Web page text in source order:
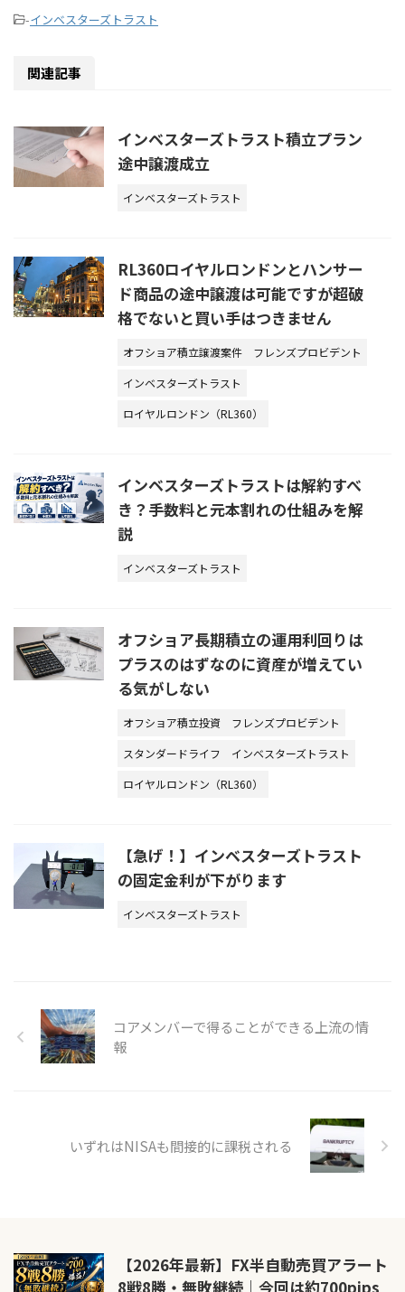
-インベスターズトラスト
関連記事
インベスターズトラスト積立プラン
途中譲渡成立
インベスターズトラスト
RL360ロイヤルロンドンとハンサー
ド商品の途中譲渡は可能ですが超破
格でないと買い手はつきません
オフショア積立譲渡案件
フレンズプロビデント
インベスターズトラスト
ロイヤルロンドン（RL360）
インベスターズトラストは解約すべ
き？手数料と元本割れの仕組みを解
説
インベスターズトラスト
オフショア長期積立の運用利回りは
プラスのはずなのに資産が増えてい
る気がしない
オフショア積立投資
フレンズプロビデント
スタンダードライフ
インベスターズトラスト
ロイヤルロンドン（RL360）
【急げ！】インベスターズトラスト
の固定金利が下がります
インベスターズトラスト
コアメンバーで得ることができる上流の情
報
いずれはNISAも間接的に課税される
【2026年最新】FX半自動売買アラート
8戦8勝・無敗継続｜今回は約700pips